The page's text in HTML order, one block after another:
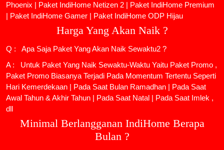
Phoenix | Paket IndiHome Netizen 2 | Paket IndiHome Premium
| Paket IndiHome Gamer | Paket IndiHome ODP Hijau
Harga Yang Akan Naik ?
Q : Apa Saja Paket Yang Akan Naik Sewaktu2 ?
A : Untuk Paket Yang Naik Sewaktu-Waktu Yaitu Paket Promo ,
Paket Promo Biasanya Terjadi Pada Momentum Tertentu Seperti
Hari Kemerdekaan | Pada Saat Bulan Ramadhan | Pada Saat
Awal Tahun & Akhir Tahun | Pada Saat Natal | Pada Saat Imlek ,
dll
Minimal Berlangganan IndiHome Berapa
Bulan ?